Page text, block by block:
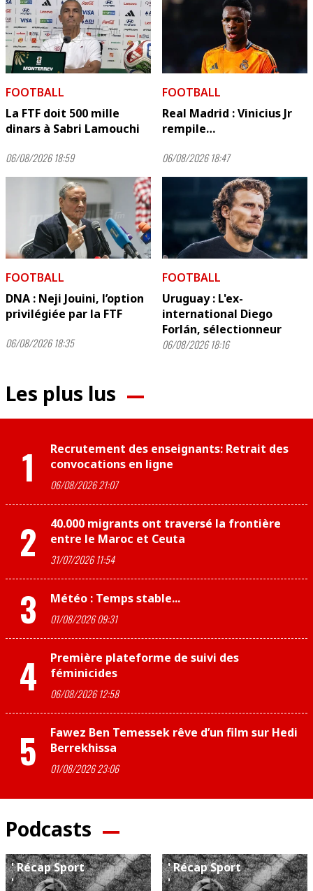
FOOTBALL
La FTF doit 500 mille
dinars à Sabri Lamouchi
06/08/2026 18:59
FOOTBALL
Real Madrid : Vinicius Jr
rempile…
06/08/2026 18:47
FOOTBALL
DNA : Neji Jouini, l’option
privilégiée par la FTF
06/08/2026 18:35
FOOTBALL
Uruguay : L'ex-
international Diego
Forlán, sélectionneur
06/08/2026 18:16
Les plus lus
1
Recrutement des enseignants: Retrait des
convocations en ligne
06/08/2026 21:07
2
40.000 migrants ont traversé la frontière
entre le Maroc et Ceuta
31/07/2026 11:54
3 Météo : Temps stable...
01/08/2026 09:31
4
Première plateforme de suivi des
féminicides
06/08/2026 12:58
5
Fawez Ben Temessek rêve d’un film sur Hedi
Berrekhissa
01/08/2026 23:06
Podcasts
' Récap Sport
'
' Récap Sport
'